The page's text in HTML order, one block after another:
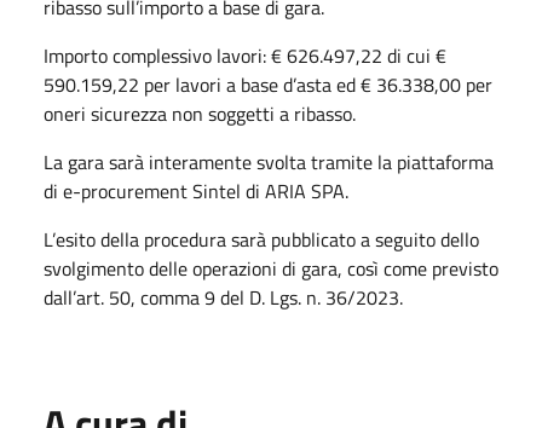
ribasso sull’importo a base di gara.
Importo complessivo lavori: € 626.497,22 di cui €
590.159,22 per lavori a base d’asta ed € 36.338,00 per
oneri sicurezza non soggetti a ribasso.
La gara sarà interamente svolta tramite la piattaforma
di e-procurement Sintel di ARIA SPA.
L’esito della procedura sarà pubblicato a seguito dello
svolgimento delle operazioni di gara, così come previsto
dall’art. 50, comma 9 del D. Lgs. n. 36/2023.